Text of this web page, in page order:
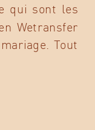
qui sont les
Wetransfer
Tout